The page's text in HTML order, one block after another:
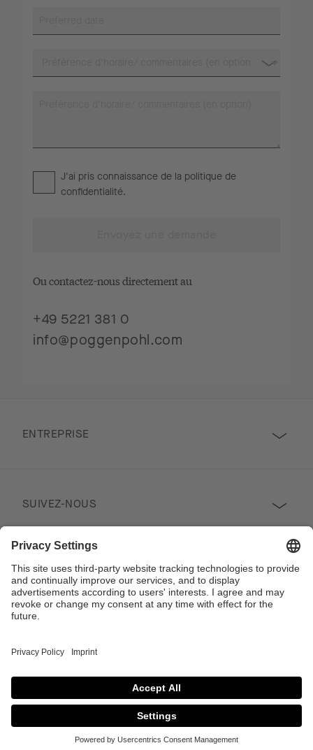
J'ai pris connaissance de la politique de
confidentialité.
Ou contactez-nous directement au
+49 5221 381 0
info@poggenpohl.com
ENTREPRISE
SUIVEZ-NOUS
PROFESSIONNEL
Copyright © 2026 Poggenpohl. Tous droits réservés
Ce site est protégé par reCAPTCHA et la politique de confidentialité de Googleet
Conditions d'utilisations'appliquent.